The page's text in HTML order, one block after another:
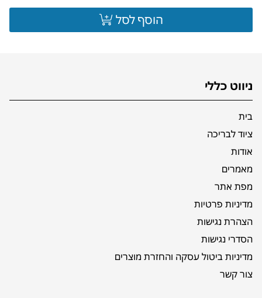
הוסף לסל
ניווט כללי
בית
ציוד לבריכה
אודות
מאמרים
מפת אתר
מדיניות פרטיות
הצהרת נגישות
הסדרי נגישות
מדיניות ביטול עסקה והחזרת מוצרים
צור קשר